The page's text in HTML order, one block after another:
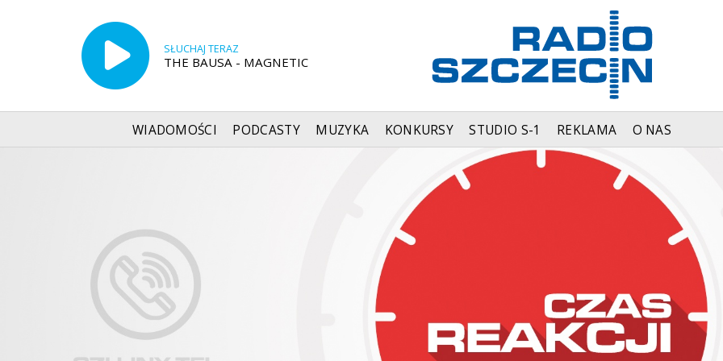
SŁUCHAJ TERAZ
THE BAUSA - MAGNETIC
WIADOMOŚCI PODCASTY MUZYKA KONKURSY STUDIO S-1 REKLAMA O NAS